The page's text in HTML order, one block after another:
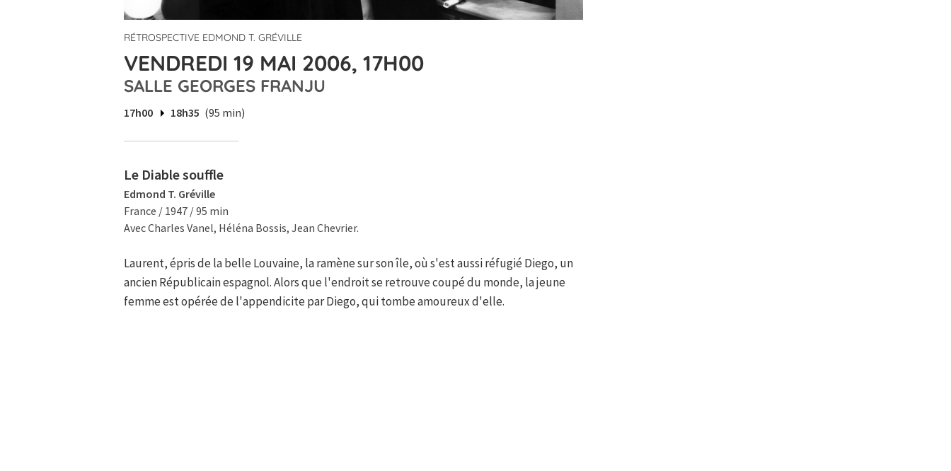
RÉTROSPECTIVE EDMOND T. GRÉVILLE
VENDREDI 19 MAI 2006, 17H00
SALLE GEORGES FRANJU
17h00 18h35 (95 min)
Le Diable souffle
Edmond T. Gréville
France / 1947 / 95 min
Avec Charles Vanel, Héléna Bossis, Jean Chevrier.
Laurent, épris de la belle Louvaine, la ramène sur son île, où s'est aussi réfugié Diego, un
ancien Républicain espagnol. Alors que l'endroit se retrouve coupé du monde, la jeune
femme est opérée de l'appendicite par Diego, qui tombe amoureux d'elle.